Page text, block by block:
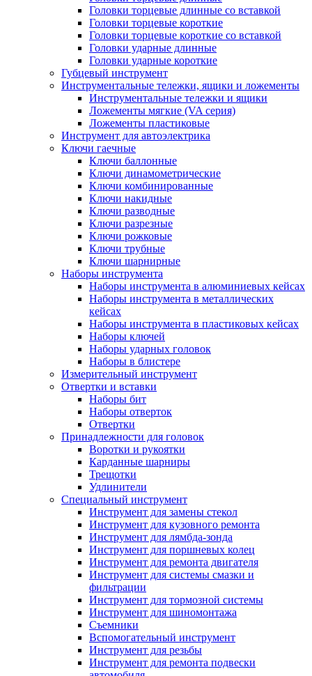
Головки торцевые длинные со вставкой
Головки торцевые короткие
Головки торцевые короткие со вставкой
Головки ударные длинные
Головки ударные короткие
Губцевый инструмент
Инструментальные тележки, ящики и ложементы
Инструментальные тележки и ящики
Ложементы мягкие (VA серия)
Ложементы пластиковые
Инструмент для автоэлектрика
Ключи гаечные
Ключи баллонные
Ключи динамометрические
Ключи комбинированные
Ключи накидные
Ключи разводные
Ключи разрезные
Ключи рожковые
Ключи трубные
Ключи шарнирные
Наборы инструмента
Наборы инструмента в алюминиевых кейсах
Наборы инструмента в металлических
кейсах
Наборы инструмента в пластиковых кейсах
Наборы ключей
Наборы ударных головок
Наборы в блистере
Измерительный инструмент
Отвертки и вставки
Наборы бит
Наборы отверток
Отвертки
Принадлежности для головок
Воротки и рукоятки
Карданные шарниры
Трещотки
Удлинители
Специальный инструмент
Инструмент для замены стекол
Инструмент для кузовного ремонта
Инструмент для лямбда-зонда
Инструмент для поршневых колец
Инструмент для ремонта двигателя
Инструмент для системы смазки и
фильтрации
Инструмент для тормозной системы
Инструмент для шиномонтажа
Съемники
Вспомогательный инструмент
Инструмент для резьбы
Инструмент для ремонта подвески